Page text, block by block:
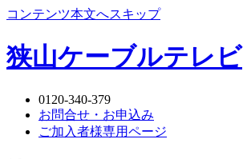
コンテンツ本文へスキップ
狭山ケーブルテレビ
0120-340-379
お問合せ・お申込み
ご加入者様専用ページ